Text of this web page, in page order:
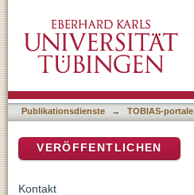
Publikationsdienste → TOBIAS-portale
VERÖFFENTLICHEN
Kontakt